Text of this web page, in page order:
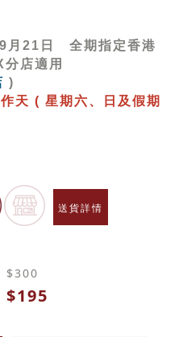
月21日 全期指定香港
店適用
)
天 ( 星期六、日及假期
送貨詳情
$300
$195